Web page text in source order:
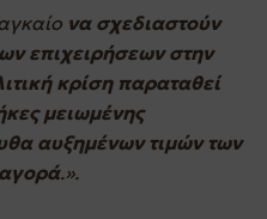
να σχεδιαστούν
επιχειρήσεων στην
κρίση παραταθεί
μειωμένης
αυξημένων τιμών των
.».